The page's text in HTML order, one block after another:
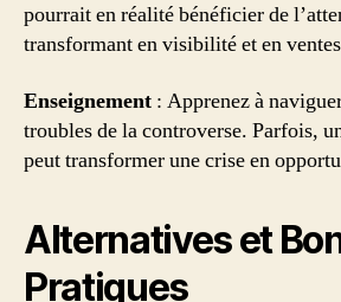
pourrait en réalité bénéficier de
transformant en visibilité et en
Enseignement : Apprenez à
troubles de la controverse. Parfois,
peut transformer une crise en
Alternatives et
Pratiques